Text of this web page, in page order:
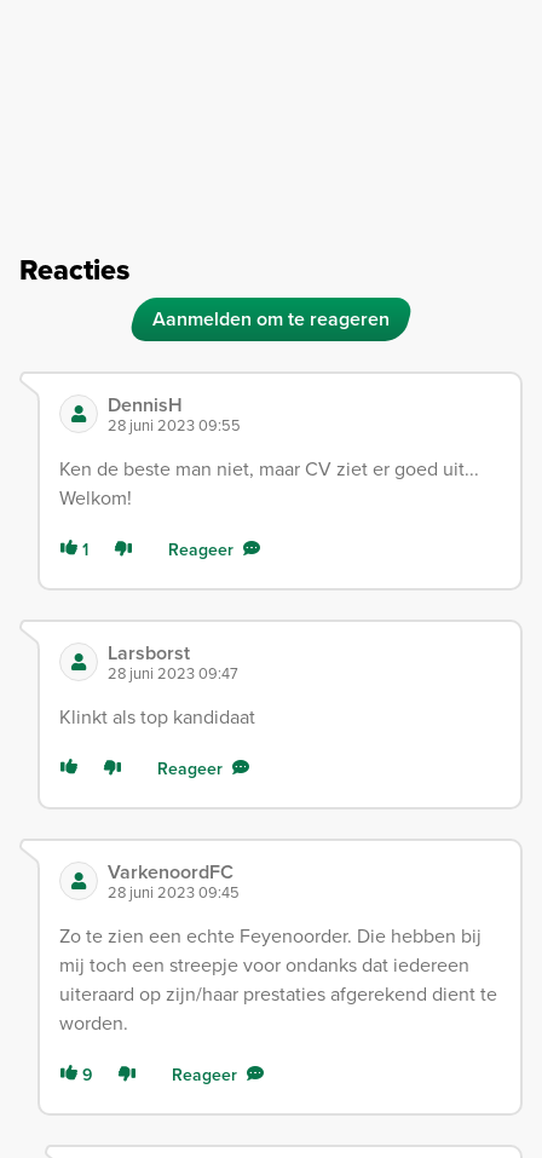
Reacties
Aanmelden om te reageren
DennisH
28 juni 2023 09:55
Ken de beste man niet, maar CV ziet er goed uit...
Welkom!
1 Reageer
Larsborst
28 juni 2023 09:47
Klinkt als top kandidaat
Reageer
VarkenoordFC
28 juni 2023 09:45
Zo te zien een echte Feyenoorder. Die hebben bij
mij toch een streepje voor ondanks dat iedereen
uiteraard op zijn/haar prestaties afgerekend dient te
worden.
9 Reageer